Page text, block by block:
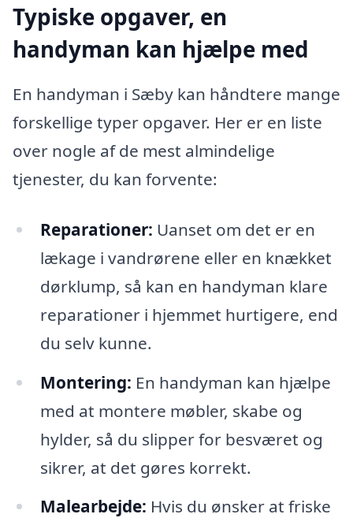
Typiske opgaver, en
handyman kan hjælpe med
En handyman i Sæby kan håndtere mange
forskellige typer opgaver. Her er en liste
over nogle af de mest almindelige
tjenester, du kan forvente:
Reparationer: Uanset om det er en
lækage i vandrørene eller en knækket
dørklump, så kan en handyman klare
reparationer i hjemmet hurtigere, end
du selv kunne.
Montering: En handyman kan hjælpe
med at montere møbler, skabe og
hylder, så du slipper for besværet og
sikrer, at det gøres korrekt.
Malearbejde: Hvis du ønsker at friske